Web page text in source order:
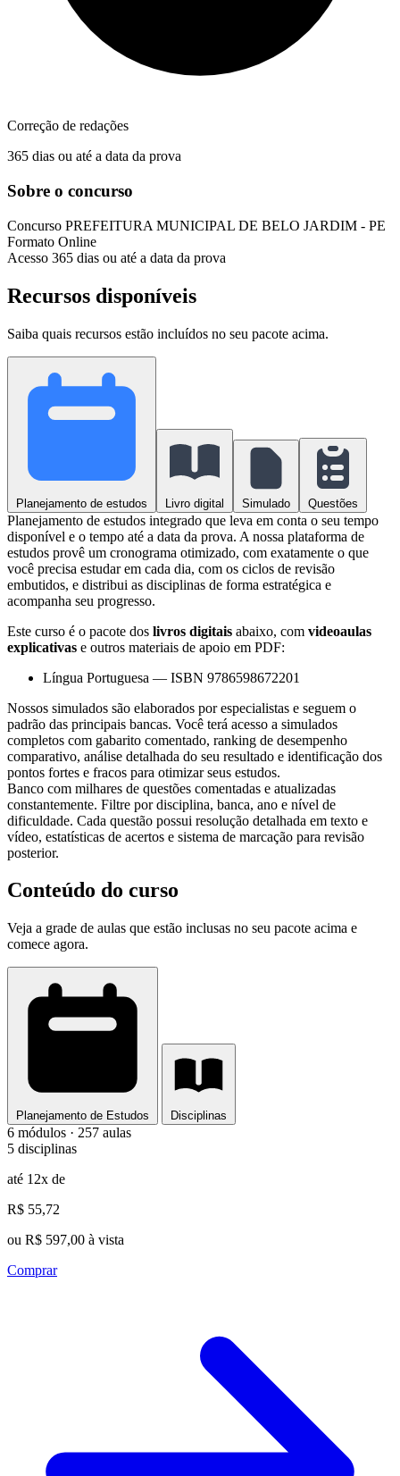
Correção de redações
365 dias ou até a data da prova
Sobre o concurso
Concurso PREFEITURA MUNICIPAL DE BELO JARDIM - PE
Formato Online
Acesso 365 dias ou até a data da prova
Recursos disponíveis
Saiba quais recursos estão incluídos no seu pacote acima.
Planejamento de estudos Livro digital Simulado Questões
Planejamento de estudos integrado que leva em conta o seu tempo
disponível e o tempo até a data da prova. A nossa plataforma de
estudos provê um cronograma otimizado, com exatamente o que
você precisa estudar em cada dia, com os ciclos de revisão
embutidos, e distribui as disciplinas de forma estratégica e
acompanha seu progresso.
Este curso é o pacote dos livros digitais abaixo, com videoaulas
explicativas e outros materiais de apoio em PDF:
Língua Portuguesa — ISBN 9786598672201
Nossos simulados são elaborados por especialistas e seguem o
padrão das principais bancas. Você terá acesso a simulados
completos com gabarito comentado, ranking de desempenho
comparativo, análise detalhada do seu resultado e identificação dos
pontos fortes e fracos para otimizar seus estudos.
Banco com milhares de questões comentadas e atualizadas
constantemente. Filtre por disciplina, banca, ano e nível de
dificuldade. Cada questão possui resolução detalhada em texto e
vídeo, estatísticas de acertos e sistema de marcação para revisão
posterior.
Conteúdo do curso
Veja a grade de aulas que estão inclusas no seu pacote acima e
comece agora.
Planejamento de Estudos Disciplinas
6 módulos · 257 aulas
5 disciplinas
até 12x de
R$ 55,72
ou R$ 597,00 à vista
Comprar